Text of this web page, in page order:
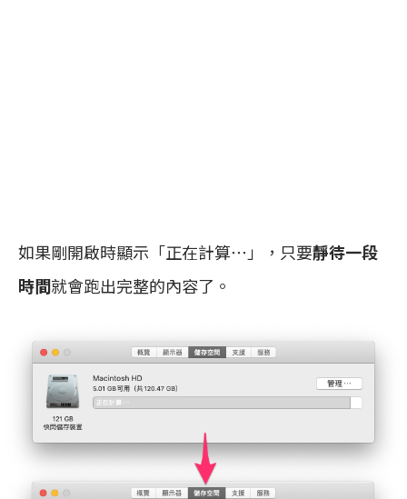
如果剛開啟時顯示「正在計算⋯」，只要靜待一段
時間就會跑出完整的內容了。